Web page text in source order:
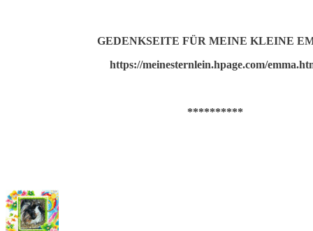
GEDENKSEITE FÜR MEINE KLEINE
https://meinesternlein.hpage.com/
**********